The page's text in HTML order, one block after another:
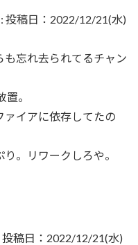
: 投稿日：2022/12/21(水)
も忘れ去られてるチャン
。
ァイアに依存してたの
。リワークしろや。
投稿日：2022/12/21(水)